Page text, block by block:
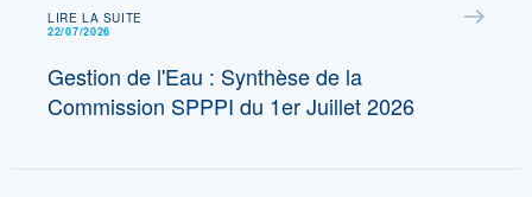
LIRE LA SUITE
22/07/2026
Gestion de l'Eau : Synthèse de la
Commission SPPPI du 1er Juillet 2026